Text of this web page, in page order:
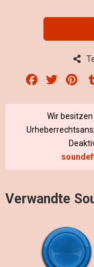
Facebook
Twitter
Wir besitzen
Verwandte